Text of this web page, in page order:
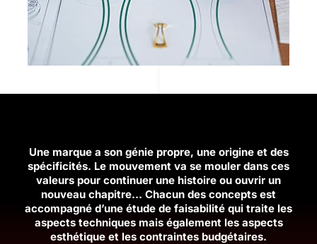
Une marque a son génie propre, une origine et des
spécificités. Le mouvement va se mouler dans ces
valeurs pour continuer une histoire ou ouvrir un
nouveau chapitre… Chacun des concepts est
accompagné d’une étude de faisabilité qui traite les
aspects techniques mais également les aspects
esthétique et les contraintes budgétaires.